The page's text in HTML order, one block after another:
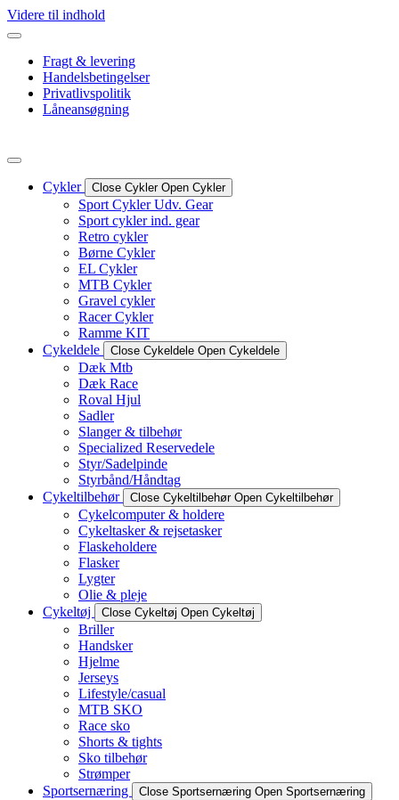
Videre til indhold
Fragt & levering
Handelsbetingelser
Privatlivspolitik
Låneansøgning
Cykler Close Cykler Open Cykler
Sport Cykler Udv. Gear
Sport cykler ind. gear
Retro cykler
Børne Cykler
EL Cykler
MTB Cykler
Gravel cykler
Racer Cykler
Ramme KIT
Cykeldele
Close Cykeldele Open Cykeldele
Dæk Mtb
Dæk Race
Roval Hjul
Sadler
Slanger & tilbehør
Specialized Reservedele
Styr/Sadelpinde
Styrbånd/Håndtag
Cykeltilbehør
Close Cykeltilbehør Open Cykeltilbehør
Cykelcomputer & holdere
Cykeltasker & rejsetasker
Flaskeholdere
Flasker
Lygter
Olie & pleje
Cykeltøj
Close Cykeltøj Open Cykeltøj
Briller
Handsker
Hjelme
Jerseys
Lifestyle/casual
MTB SKO
Race sko
Shorts & tights
Sko tilbehør
Strømper
Sportsernæring
Close Sportsernæring Open Sportsernæring